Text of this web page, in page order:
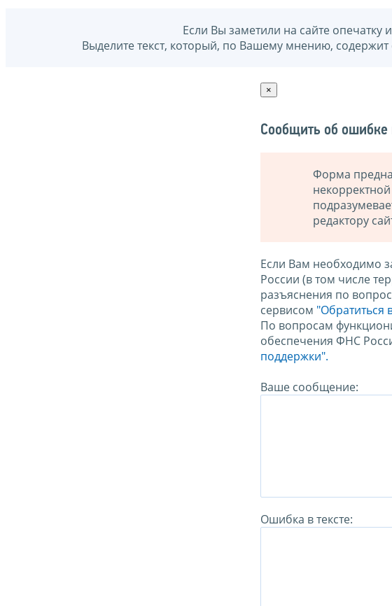
Если Вы заметили на сайте
Выделите текст, который, по Вашему мнению,
×
Сообщить об ошибке
Форма
редактору
Если Вам необходимо
России (в том числе
разъяснения по
сервисом "Обратиться
По вопросам
обеспечения ФНС
поддержки".
Ваше сообщение:
Ошибка в тексте: